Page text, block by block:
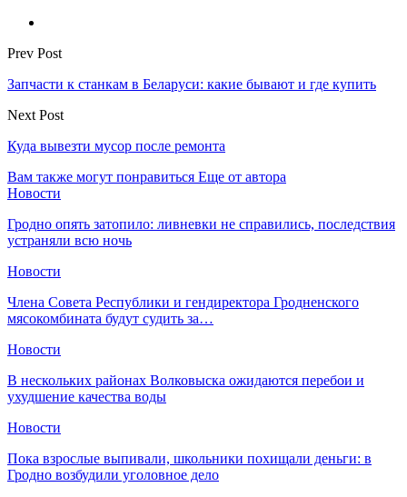
Prev Post
Запчасти к станкам в Беларуси: какие бывают и где купить
Next Post
Куда вывезти мусор после ремонта
Вам также могут понравиться Еще от автора
Новости
Гродно опять затопило: ливневки не справились, последствия
устраняли всю ночь
Новости
Члена Совета Республики и гендиректора Гродненского
мясокомбината будут судить за…
Новости
В нескольких районах Волковыска ожидаются перебои и
ухудшение качества воды
Новости
Пока взрослые выпивали, школьники похищали деньги: в
Гродно возбудили уголовное дело